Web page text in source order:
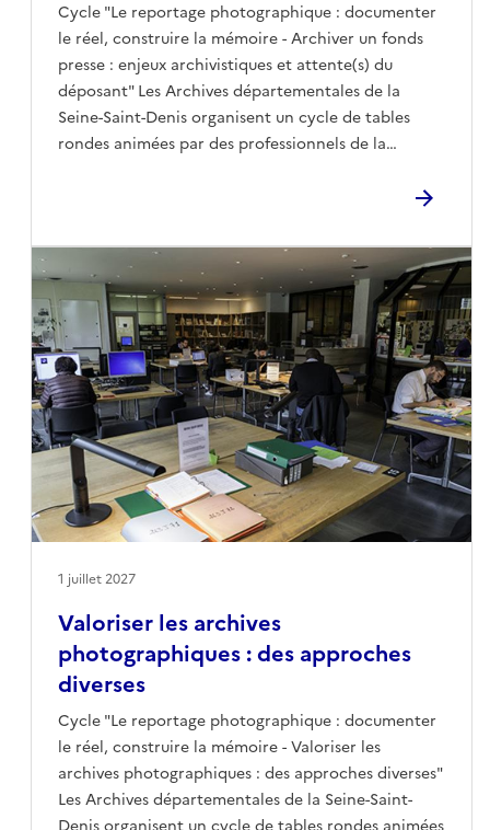
Cycle "Le reportage photographique : documenter
le réel, construire la mémoire - Archiver un fonds
presse : enjeux archivistiques et attente(s) du
déposant" Les Archives départementales de la
Seine-Saint-Denis organisent un cycle de tables
rondes animées par des professionnels de la
direction d’un large public. Ce cycle ambitionne de
d’intention et un langage à part entière qui
façonne notre compréhension du réel et notre
patrimoine commun.La quatrième table ronde est
consacrée aux enjeux patrimoniaux et aux attentes
des producteurs lors de la collecte d’un fonds de
presse par une institution publique.Elle abordera le
rôle de l’archiviste, l’évolution du statut des
photographies archivées et leur valorisation opérée
notamment via la numérisation des fonds. Enfin,
elle interrogera les modalités de coopération avec
des producteurs encore en activité.
Valoriser les archives
photographiques : des approches
diverses
Cycle "Le reportage photographique : documenter
le réel, construire la mémoire - Valoriser les
archives photographiques : des approches diverses"
Les Archives départementales de la Seine-Saint-
1 juillet 2027